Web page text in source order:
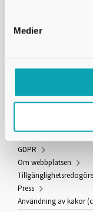
Medier
Besöksadress:
Länkar och
GDPR
Om webbplatsen
Press
Användning av kakor